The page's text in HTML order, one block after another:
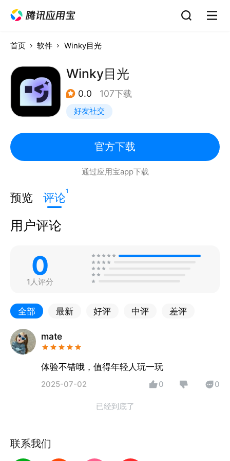
首页 软件 Winky目光
Winky目光
0.0 107下载
好友社交
官方下载
通过应用宝app下载
预览 评论1
用户评论
0
1人评分
全部 最新 好评 中评 差评
mate
体验不错哦，值得年轻人玩一玩
2025-07-02 0 0
已经到底了
联系我们